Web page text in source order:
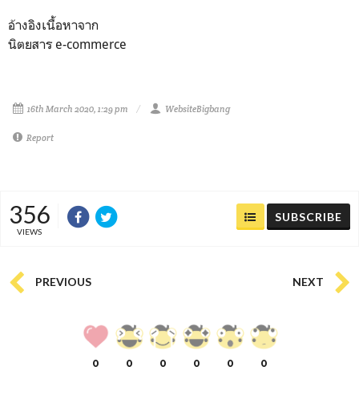
อ้างอิงเนื้อหาจาก
นิตยสาร e-commerce
16th March 2020, 1:29 pm WebsiteBigbang
Report
356
VIEWS
SUBSCRIBE
PREVIOUS NEXT
0 0 0 0 0 0